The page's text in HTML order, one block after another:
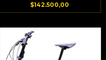
$142.500,00